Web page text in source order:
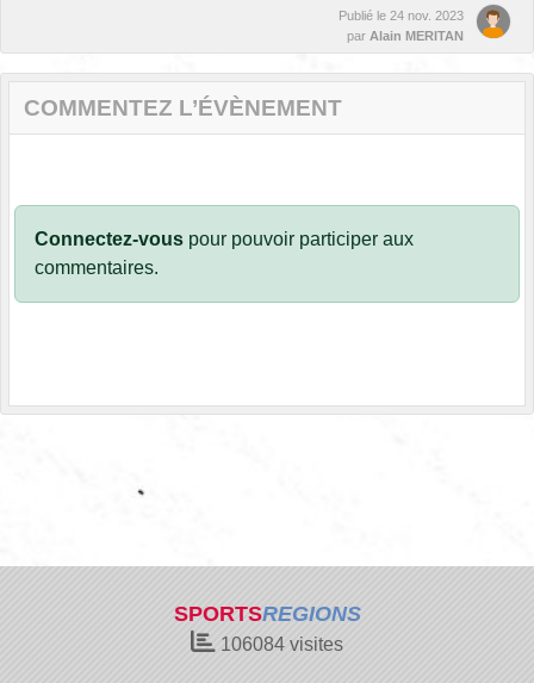
Publié le 24 nov. 2023
par Alain MERITAN
COMMENTEZ L’ÉVÈNEMENT
Connectez-vous pour pouvoir participer aux
commentaires.
SPORTSREGIONS
106084 visites